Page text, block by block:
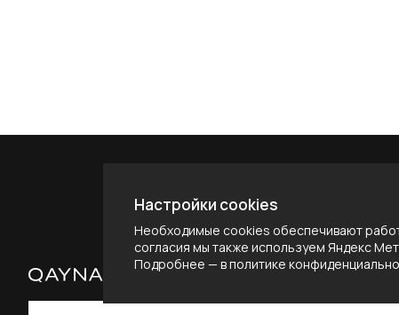
Настройки cookies
Необходимые cookies обеспечивают
согласия мы также используем Яндекс
Подробнее — вполитике